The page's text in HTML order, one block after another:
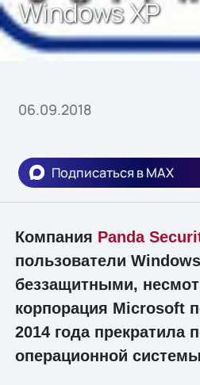
Windows XP
06.09.2018
Подписаться в MAX
Компания Panda
пользователи
беззащитными,
корпорация Microsoft
2014 года прекратила
операционной